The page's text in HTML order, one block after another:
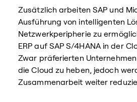
Zusätzlich arbeiten SAP und
Ausführung von intelligenten
Netzwerkperipherie zu
ERP auf SAP S/4HANA in der
Zwar präferierten
die Cloud zu heben, jedoch
Zusammenarbeit weiter